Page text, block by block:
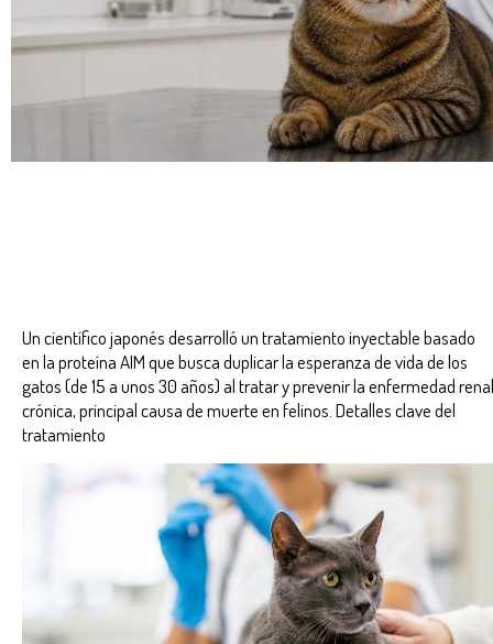
Un científico japonés desarrolló un tratamiento inyectable basado
en la proteína AIM que busca duplicar la esperanza de vida de los
gatos (de 15 a unos 30 años) al tratar y prevenir la enfermedad renal
crónica, principal causa de muerte en felinos. Detalles clave del
tratamiento